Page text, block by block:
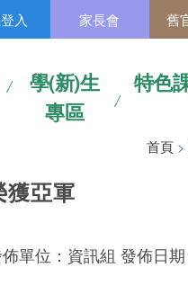
入 家長會 舊
學(新)生
專區
特色
獲亞軍
首頁
單位：資訊組 發佈日